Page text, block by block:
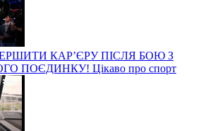
КАР’ЄРУ ПІСЛЯ БОЮ З
ПОЄДИНКУ! Цікаво про спорт